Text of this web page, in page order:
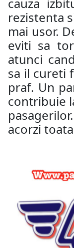
cauza
rezistenta
mai usor.
eviti sa
atunci
sa il cureti
praf. Un
contribuie
acorzi